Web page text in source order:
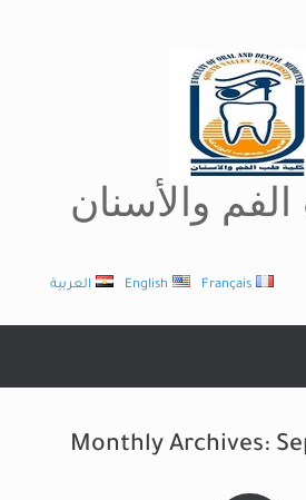
والأسنان
العربية English Français
Monthly Archives: